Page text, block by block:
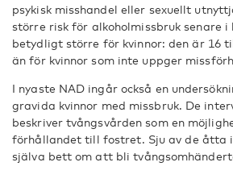
psykisk misshandel eller sexuellt
större risk för alkoholmissbruk senare i
betydligt större för kvinnor: den är 16
än för kvinnor som inte uppger
I nyaste NAD ingår också en
gravida kvinnor med missbruk. De
beskriver tvångsvården som en
förhållandet till fostret. Sju av de åtta
själva bett om att bli